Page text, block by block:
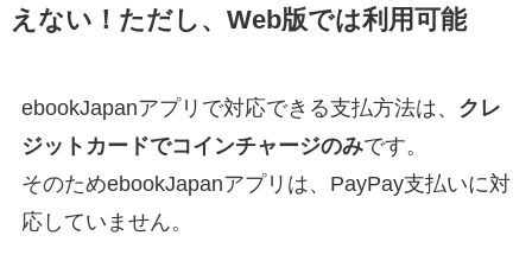
えない！ただし、Web版では利用可能
ebookJapanアプリで対応できる支払方法は、 クレ
ジットカードでコインチャージのみです。
そのためebookJapanアプリは、PayPay支払いに対
応していません。